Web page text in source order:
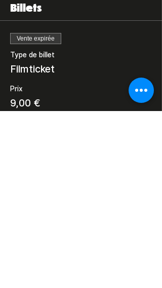
Billets
Vente expirée
Type de billet
Filmticket
Prix
9,00 €